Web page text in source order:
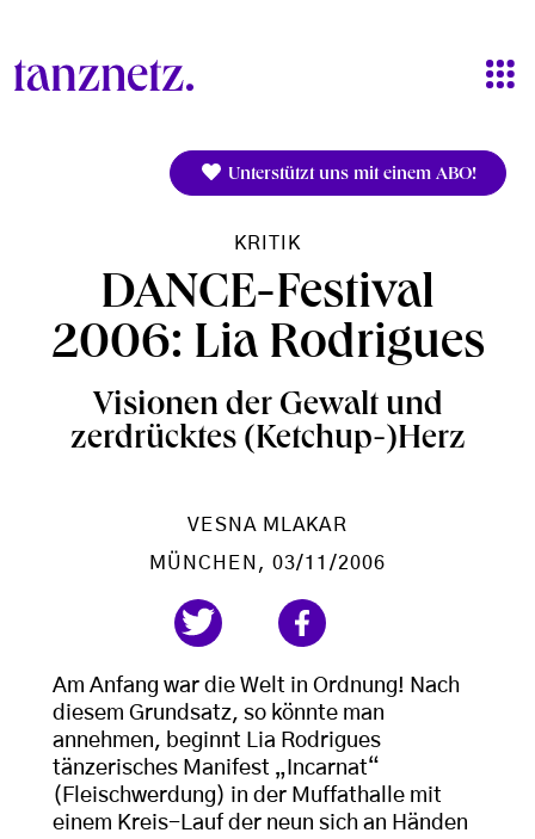
Unterstützt uns mit einem ABO!
KRITIK
DANCE-Festival
2006: Lia Rodrigues
Visionen der Gewalt und
zerdrücktes (Ketchup-)Herz
VESNA MLAKAR
MÜNCHEN , 03/11/2006
Am Anfang war die Welt in Ordnung! Nach
diesem Grundsatz, so könnte man
annehmen, beginnt Lia Rodrigues
tänzerisches Manifest „Incarnat“
(Fleischwerdung) in der Muffathalle mit
einem Kreis-Lauf der neun sich an Händen